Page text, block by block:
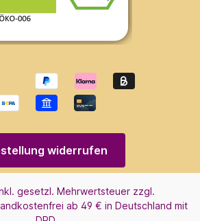
widerrufen
gesetzl. Mehrwertsteuer zzgl.
ab 49 € in Deutschland mit